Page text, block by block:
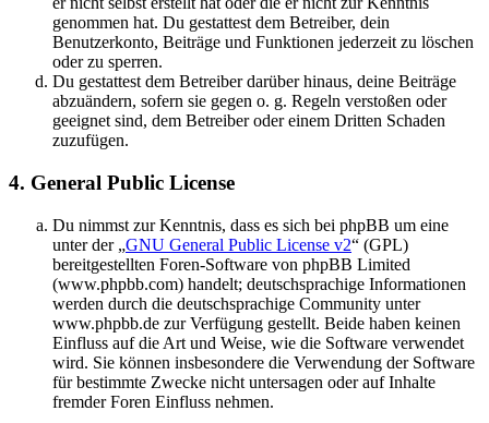
genommen hat. Du gestattest dem Betreiber, dein
Benutzerkonto, Beiträge und Funktionen jederzeit zu löschen
oder zu sperren.
Du gestattest dem Betreiber darüber hinaus, deine Beiträge
abzuändern, sofern sie gegen o. g. Regeln verstoßen oder
geeignet sind, dem Betreiber oder einem Dritten Schaden
zuzufügen.
4. General Public License
Du nimmst zur Kenntnis, dass es sich bei phpBB um eine
unter der „GNU General Public License v2“ (GPL)
bereitgestellten Foren-Software von phpBB Limited
(www.phpbb.com) handelt; deutschsprachige Informationen
werden durch die deutschsprachige Community unter
www.phpbb.de zur Verfügung gestellt. Beide haben keinen
Einfluss auf die Art und Weise, wie die Software verwendet
wird. Sie können insbesondere die Verwendung der Software
für bestimmte Zwecke nicht untersagen oder auf Inhalte
fremder Foren Einfluss nehmen.